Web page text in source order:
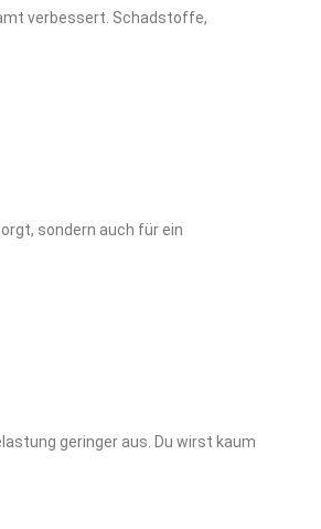
verbessert. Schadstoffe,
sondern auch für ein
geringer aus. Du wirst kaum